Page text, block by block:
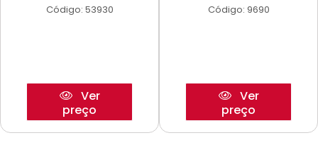
Código: 53930
Ver
preço
Código: 9690
Ver
preço